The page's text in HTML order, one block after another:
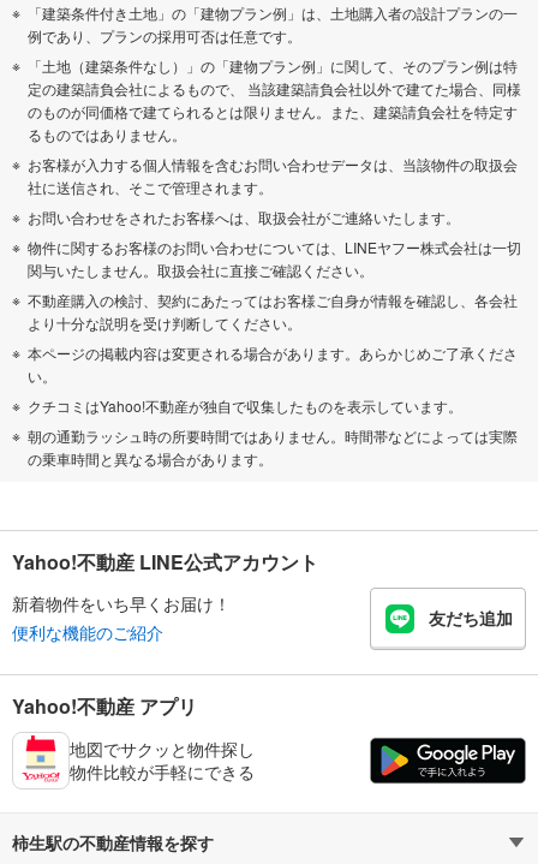
「建築条件付き土地」の「建物プラン例」は、土地購入者の設計プランの一
例であり、プランの採用可否は任意です。
「土地（建築条件なし）」の「建物プラン例」に関して、そのプラン例は特
定の建築請負会社によるもので、 当該建築請負会社以外で建てた場合、同様
のものが同価格で建てられるとは限りません。また、建築請負会社を特定す
るものではありません。
お客様が入力する個人情報を含むお問い合わせデータは、当該物件の取扱会
社に送信され、そこで管理されます。
お問い合わせをされたお客様へは、取扱会社がご連絡いたします。
物件に関するお客様のお問い合わせについては、LINEヤフー株式会社は一切
関与いたしません。取扱会社に直接ご確認ください。
不動産購入の検討、契約にあたってはお客様ご自身が情報を確認し、各会社
より十分な説明を受け判断してください。
本ページの掲載内容は変更される場合があります。あらかじめご了承くださ
い。
クチコミはYahoo!不動産が独自で収集したものを表示しています。
朝の通勤ラッシュ時の所要時間ではありません。時間帯などによっては実際
の乗車時間と異なる場合があります。
Yahoo!不動産 LINE公式アカウント
新着物件をいち早くお届け！
便利な機能のご紹介
友だち追加
Yahoo!不動産 アプリ
地図でサクッと物件探し
物件比較が手軽にできる
柿生駅の不動産情報を探す